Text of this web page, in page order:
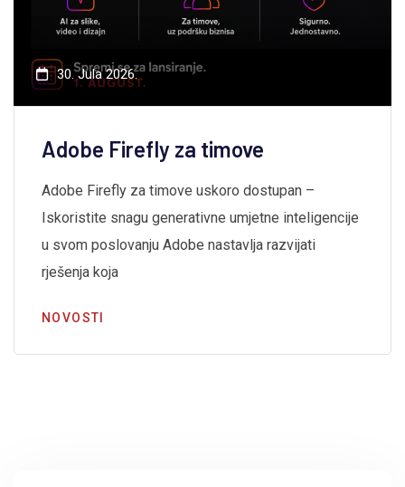
30. Jula 2026.
Adobe Firefly za timove
Adobe Firefly za timove uskoro dostupan –
Iskoristite snagu generativne umjetne inteligencije
u svom poslovanju Adobe nastavlja razvijati
rješenja koja
NOVOSTI